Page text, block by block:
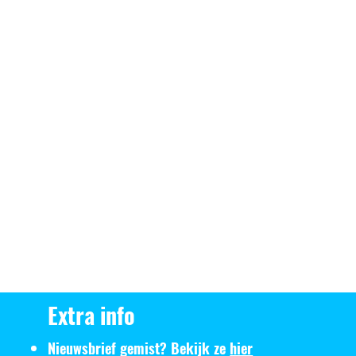
Extra info
Nieuwsbrief gemist? Bekijk ze hier